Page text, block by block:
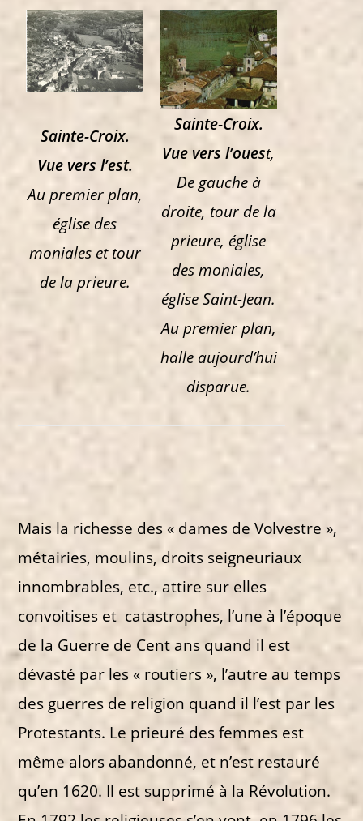
Sainte-Croix.
Vue vers l’est.
Au premier plan,
église des
moniales et tour
de la prieure.
Sainte-Croix.
Vue vers l’ouest,
De gauche à
droite, tour de la
prieure, église
des moniales,
église Saint-Jean.
Au premier plan,
halle aujourd’hui
disparue.
Mais la richesse des « dames de Volvestre »,
métairies, moulins, droits seigneuriaux
innombrables, etc., attire sur elles
convoitises et catastrophes, l’une à l’époque
de la Guerre de Cent ans quand il est
dévasté par les « routiers », l’autre au temps
des guerres de religion quand il l’est par les
Protestants. Le prieuré des femmes est
même alors abandonné, et n’est restauré
qu’en 1620. Il est supprimé à la Révolution.